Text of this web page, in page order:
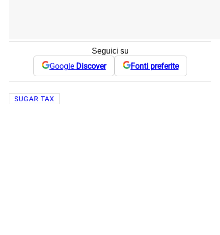
Seguici su
Google Discover Fonti preferite
SUGAR TAX